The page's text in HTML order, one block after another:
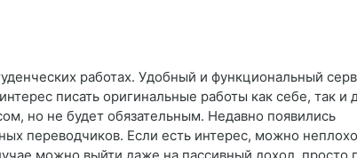
работах. Удобный и функциональный
писать оригинальные работы как себе, так и
но не будет обязательным. Недавно появились
переводчиков. Если есть интерес, можно неплохо